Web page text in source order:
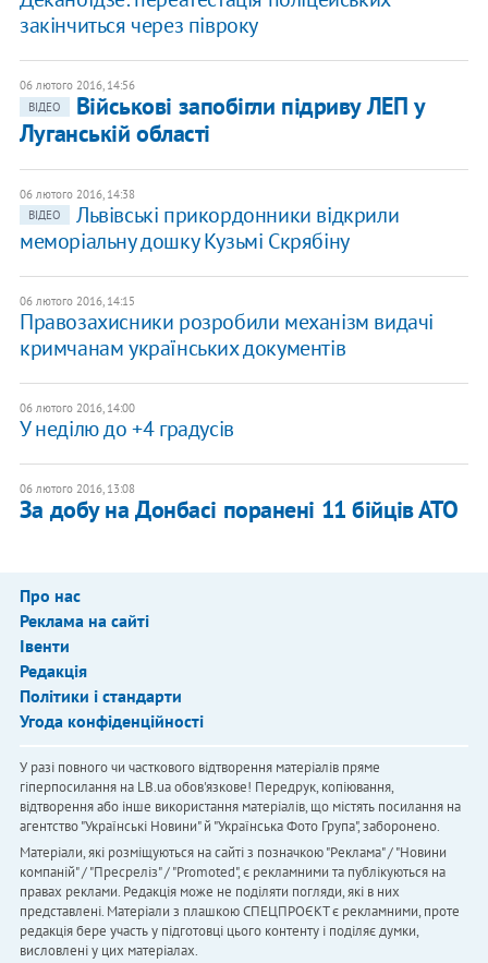
закінчиться через півроку
06 лютого 2016, 14:56
ВІДЕО
Військові запобігли підриву ЛЕП у
Луганській області
06 лютого 2016, 14:38
ВІДЕО
Львівські прикордонники відкрили
меморіальну дошку Кузьмі Скрябіну
06 лютого 2016, 14:15
Правозахисники розробили механізм видачі
кримчанам українських документів
06 лютого 2016, 14:00
У неділю до +4 градусів
06 лютого 2016, 13:08
За добу на Донбасі поранені 11 бійців АТО
Про нас
Реклама на сайті
Івенти
Редакція
Політики і стандарти
Угода конфіденційності
У разі повного чи часткового відтворення матеріалів пряме
гіперпосилання на LB.ua обов'язкове! Передрук, копіювання,
відтворення або інше використання матеріалів, що містять посилання на
агентство "Українськi Новини" й "Українська Фото Група", заборонено.
Матеріали, які розміщуються на сайті з позначкою "Реклама" / "Новини
компаній" / "Пресреліз" / "Promoted", є рекламними та публікуються на
правах реклами. Редакція може не поділяти погляди, які в них
представлені. Матеріали з плашкою СПЕЦПРОЄКТ є рекламними, проте
редакція бере участь у підготовці цього контенту і поділяє думки,
висловлені у цих матеріалах.